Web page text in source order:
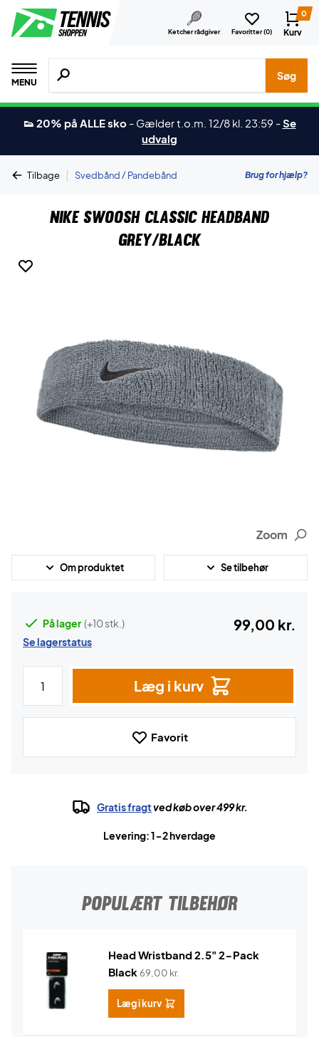
Ketcher rådgiver Favoritter (0)
0
Kurv
MENU
Søg efter produkter, mærker etc.
Søg
👟 20% på ALLE sko - Gælder t.o.m. 12/8 kl. 23:59 -Se
udvalg
Tilbage | Svedbånd / Pandebånd Brug for hjælp?
Nike Swoosh Classic Headband
Grey/Black
Zoom
Om produktet Se tilbehør
På lager (+10 stk.)
Se lagerstatus
99,00 kr.
Læg i kurv
Favorit
Gratis fragtved køb over 499 kr.
Levering: 1-2 hverdage
POPULÆRT TILBEHØR
Head Wristband 2.5" 2-Pack
Black69,00 kr.
Læg i kurv